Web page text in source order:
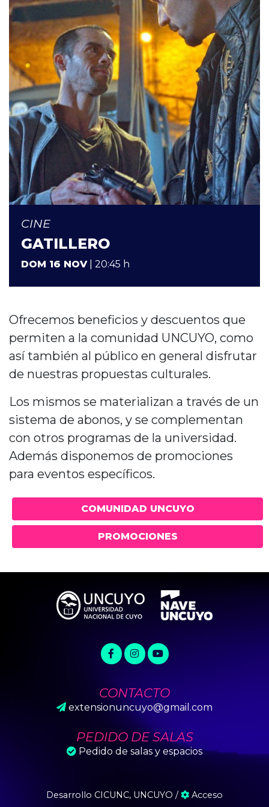
CINE
GATILLERO
DOM 16 NOV| 20:45 h
Ofrecemos beneficios y descuentos que
permiten a la comunidad UNCUYO, como
así también al público en general disfrutar
de nuestras propuestas culturales.
Los mismos se materializan a través de un
sistema de abonos, y se complementan
con otros programas de la universidad.
Además disponemos de promociones
para eventos específicos.
COMUNIDAD UNCUYO
PROMOCIONES
CONTACTO
extensionuncuyo@gmail.com
PEDIDO DE SALAS
Pedido de salas y espacios
Desarrollo CICUNC, UNCUYO / Acceso